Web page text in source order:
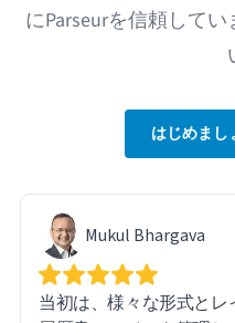
にParseurを信頼して
はじめまし
Mukul Bhargava
当初は、様々な形式とレ